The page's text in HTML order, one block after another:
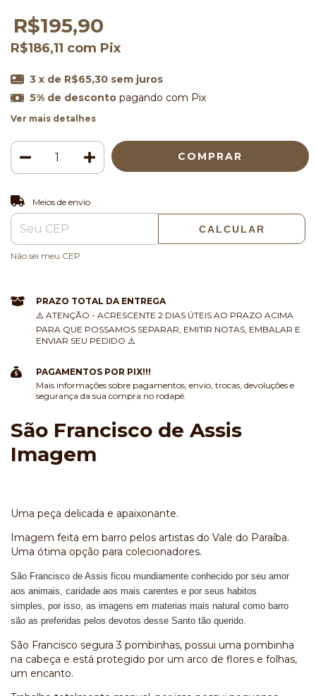
R$195,90
R$186,11 com Pix
3 x de R$65,30 sem juros
5% de descontopagando com Pix
Ver mais detalhes
Entregas para o CEP:
Meios de envio
CALCULAR
Não sei meu CEP
PRAZO TOTAL DA ENTREGA
⚠️ ATENÇÃO - ACRESCENTE 2 DIAS ÚTEIS AO PRAZO ACIMA
PARA QUE POSSAMOS SEPARAR, EMITIR NOTAS, EMBALAR E
ENVIAR SEU PEDIDO ⚠️
PAGAMENTOS POR PIX!!!
Mais informações sobre pagamentos, envio, trocas, devoluções e
segurança da sua compra no rodapé.
São Francisco de Assis
Imagem
Uma peça delicada e apaixonante.
Imagem feita em barro pelos artistas do Vale do Paraíba.
Uma ótima opção para colecionadores.
São Francisco de Assis ficou mundiamente conhecido por seu amor
aos animais, caridade aos mais carentes e por seus habitos
simples, por isso, as imagens em materias mais natural como barro
são as preferidas pelos devotos desse Santo tão querido.
São Francisco segura 3 pombinhas, possui uma pombinha
na cabeça e está protegido por um arco de flores e folhas,
um encanto.